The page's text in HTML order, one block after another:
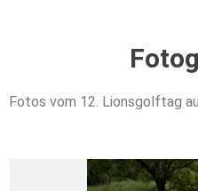
Fotos vom 12. Lionsgolftag